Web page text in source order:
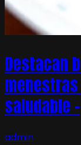
Destacan
saludable –
admin